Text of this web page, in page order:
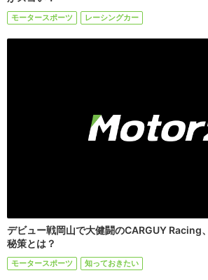
モータースポーツ レーシングカー
デビュー戦岡山で大健闘のCARGUY Racing
秘策とは？
モータースポーツ 知っておきたい